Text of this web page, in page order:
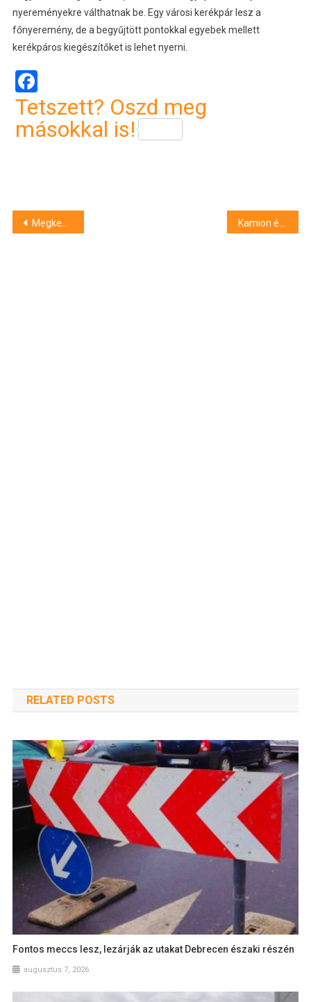
nyereményekre válthatnak be. Egy városi kerékpár lesz a
főnyeremény, de a begyűjtött pontokkal egyebek mellett
kerékpáros kiegészítőket is lehet nyerni.
Facebook
Tetszett? Oszd meg
másokkal is!
Bejegyzés
Megkezdődtek a 2023/2024-es iskolaegészségügyi szűrővizsgálatok Debrecenben
RELATED POSTS
Fontos meccs lesz, lezárják az utakat Debrecen északi részén
augusztus 7, 2026